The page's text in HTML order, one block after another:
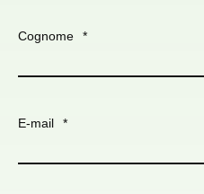
Cognome *
E-mail *